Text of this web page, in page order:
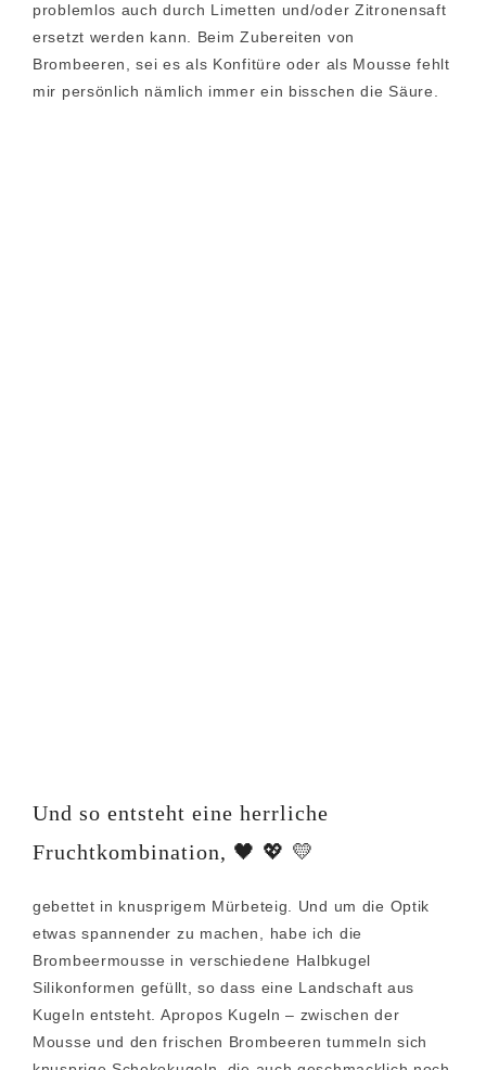
problemlos auch durch Limetten und/oder Zitronensaft
ersetzt werden kann. Beim Zubereiten von
Brombeeren, sei es als Konfitüre oder als Mousse fehlt
mir persönlich nämlich immer ein bisschen die Säure.
Und so entsteht eine herrliche
Fruchtkombination, 🖤 💖 💛
gebettet in knusprigem Mürbeteig. Und um die Optik
etwas spannender zu machen, habe ich die
Brombeermousse in verschiedene Halbkugel
Silikonformen gefüllt, so dass eine Landschaft aus
Kugeln entsteht. Apropos Kugeln – zwischen der
Mousse und den frischen Brombeeren tummeln sich